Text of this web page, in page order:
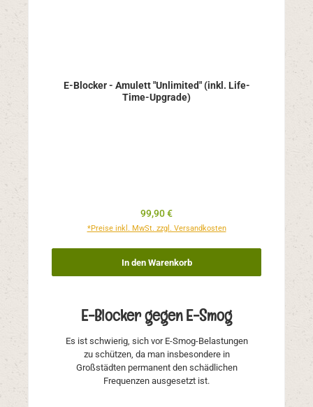
E-Blocker - Amulett "Unlimited" (inkl. Life-
Time-Upgrade)
Regulärer Preis:
99,90 €
*Preise inkl. MwSt. zzgl. Versandkosten
In den Warenkorb
E-Blocker gegen E-Smog
Es ist schwierig, sich vor E-Smog-Belastungen
zu schützen, da man insbesondere in
Großstädten permanent den schädlichen
Frequenzen ausgesetzt ist.